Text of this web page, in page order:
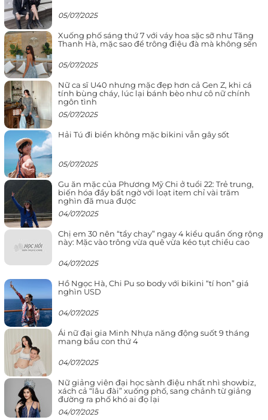
05/07/2025
Xuống phố sáng thứ 7 với váy hoa sặc sỡ như Tăng
Thanh Hà, mặc sao để trông điệu đà mà không sến
05/07/2025
Nữ ca sĩ U40 nhưng mặc đẹp hơn cả Gen Z, khi cá
tính bùng cháy, lúc lại bánh bèo như cô nữ chính
ngôn tình
05/07/2025
Hải Tú đi biển không mặc bikini vẫn gây sốt
05/07/2025
Gu ăn mặc của Phương Mỹ Chi ở tuổi 22: Trẻ trung,
biến hóa đầy bất ngờ với loạt item chỉ vài trăm
nghìn đã mua được
04/07/2025
Chị em 30 nên “tẩy chay” ngay 4 kiểu quần ống rộng
này: Mặc vào trông vừa quê vừa kéo tụt chiều cao
04/07/2025
Hồ Ngọc Hà, Chi Pu so body với bikini “tí hon” giá
nghìn USD
04/07/2025
Ái nữ đại gia Minh Nhựa năng động suốt 9 tháng
mang bầu con thứ 4
04/07/2025
Nữ giảng viên đại học sành điệu nhất nhì showbiz,
xách cả “lâu đài” xuống phố, sang chảnh từ giảng
đường ra phố khó ai đọ lại
04/07/2025